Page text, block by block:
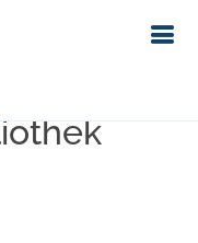
Bestand